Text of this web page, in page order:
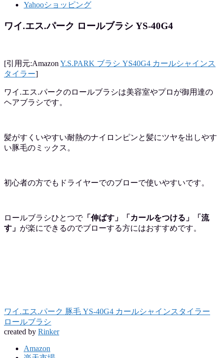
Yahooショッピング
ワイ.エス.パーク ロールブラシ YS-40G4
[引用元:Amazon Y.S.PARK ブラシ YS40G4 カールシャインス
タイラー]
ワイ.エス.パークのロールブラシは美容室やプロが御用達の
ヘアブラシです。
髪がすくいやすい耐熱のナイロンピンと髪にツヤを出しやす
い豚毛のミックス。
初心者の方でもドライヤーでのブローで使いやすいです。
ロールブラシひとつで「伸ばす」「カールをつける」「流
す」 が楽にできるのでブローする方にはおすすめです。
ワイ.エス.パーク 豚毛 YS-40G4 カールシャインスタイラー
ロールブラシ
created by Rinker
Amazon